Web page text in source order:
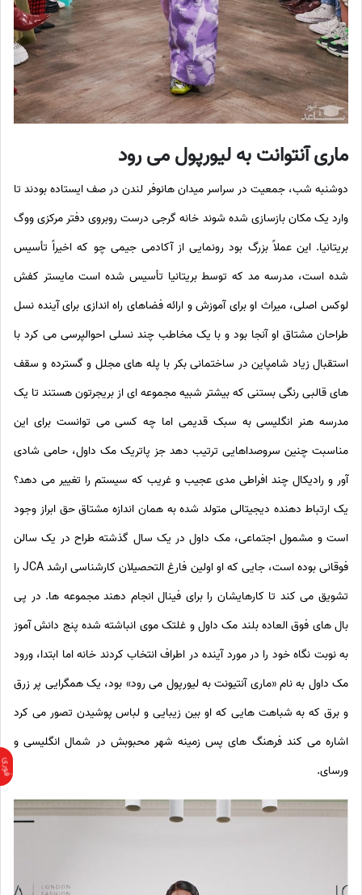
ماری آنتوانت به لیورپول می رود
دوشنبه شب، جمعیت در سراسر میدان هانوفر لندن در صف ایستاده بودند تا
وارد یک مکان بازسازی شده شوند خانه گرجی درست روبروی دفتر مرکزی ووگ
بریتانیا. این عملاً بزرگ بود رونمایی از آکادمی جیمی چو که اخیراً تأسیس
شده است، مدرسه مد که توسط بریتانیا تأسیس شده است مایستر کفش
لوکس اصلی، میراث او برای آموزش و ارائه فضاهای راه اندازی برای آینده نسل
طراحان مشتاق او آنجا بود و با یک مخاطب چند نسلی احوالپرسی می کرد با
استقبال زیاد شامپاین در ساختمانی بکر با پله های مجلل و گسترده و سقف
های قالبی رنگی بستنی که بیشتر شبیه مجموعه ای از بریجرتون هستند تا یک
مدرسه هنر انگلیسی به سبک قدیمی اما چه کسی می توانست برای این
مناسبت چنین سروصداهایی ترتیب دهد جز پاتریک مک داول، حامی شادی
آور و رادیکال چند افراطی مدی عجیب و غریب که سیستم را تغییر می دهد؟
یک ارتباط دهنده دیجیتالی متولد شده به همان اندازه مشتاق حق ابراز وجود
است و مشمول اجتماعی، مک داول در یک سال گذشته طراح در یک سالن
فوقانی بوده است، جایی که او اولین فارغ التحصیلان کارشناسی ارشد JCA را
تشویق می کند تا کارهایشان را برای فینال انجام دهند مجموعه ها. در پی
بال های فوق العاده بلند مک داول و غلتک موی انباشته شده پنج دانش آموز
به نوبت نگاه خود را در مورد آینده در اطراف انتخاب کردند خانه اما ابتدا، ورود
مک داول به نام «ماری آنتیونت به لیورپول می رود» بود، یک همگرایی پر زرق
و برق که به شباهت هایی که او بین زیبایی و لباس پوشیدن تصور می کرد
اشاره می کند فرهنگ های پس زمینه شهر محبوبش در شمال انگلیسی و
ورسای.